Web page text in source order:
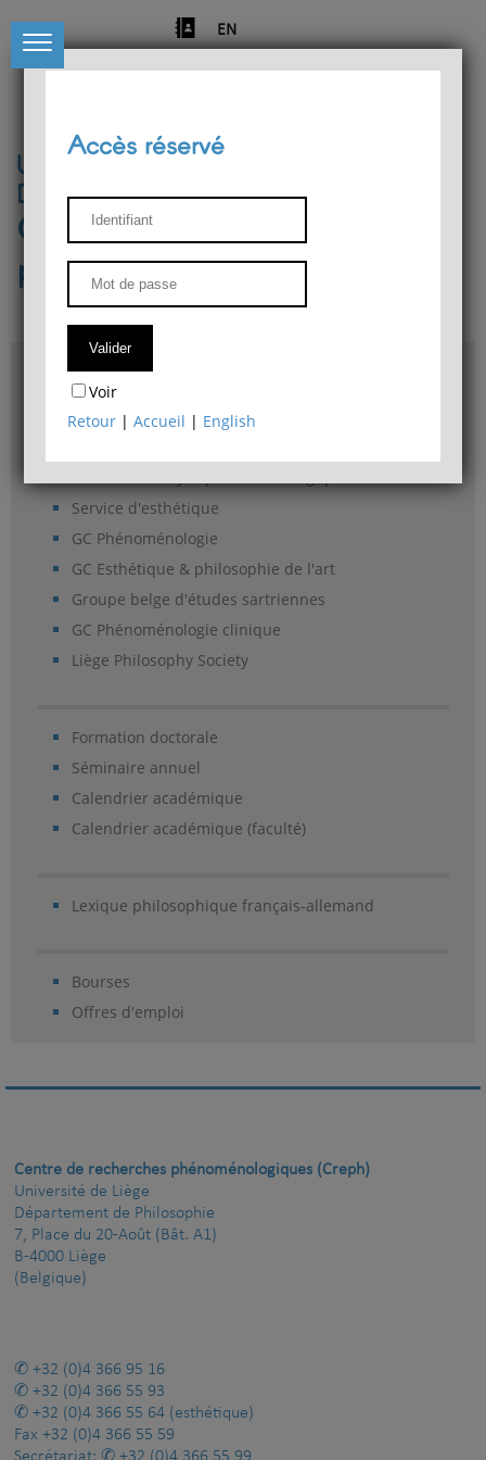
EN
Université de Liège
Département de philosophie
Centre de recherches
phénoménologiques
Accès & plans
Bibliothèque du Département de philosophie
Service d'esthétique
GC Phénoménologie
GC Esthétique & philosophie de l'art
Groupe belge d'études sartriennes
GC Phénoménologie clinique
Liège Philosophy Society
Formation doctorale
Séminaire annuel
Calendrier académique
Calendrier académique (faculté)
Lexique philosophique français-allemand
Bourses
Offres d'emploi
Accès réservé
Voir
Retour |Accueil | English
Centre de recherches phénoménologiques (Creph)
Université de Liège
Département de Philosophie
7, Place du 20-Août (Bât. A1)
B-4000 Liège
(Belgique)
+32 (0)4 366 95 16
+32 (0)4 366 55 93
+32 (0)4 366 55 64 (esthétique)
Fax +32 (0)4 366 55 59